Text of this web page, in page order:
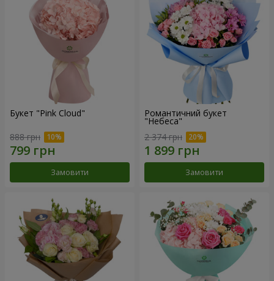
Букет "Pink Cloud"
888 грн
Замовити
Романтичний букет
"Небеса"
2 374 грн
Замовити